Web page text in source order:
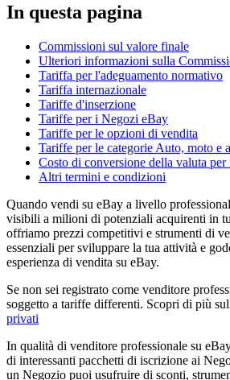
In questa pagina
Commissioni sul valore finale
Ulteriori informazioni sulla
Tariffa per l'adeguamento normativo
Tariffa internazionale
Tariffe d'inserzione
Tariffe per i Negozi eBay
Tariffe per le opzioni di vendita
Tariffe per le categorie Auto, moto e
Costo di conversione della valuta
Altri termini e condizioni
Quando vendi su eBay a livello
visibili a milioni di potenziali acquirenti in
offriamo prezzi competitivi e strumenti di
essenziali per sviluppare la tua attività e
esperienza di vendita su eBay.
Se non sei registrato come venditore
soggetto a tariffe differenti. Scopri di più
privati
In qualità di venditore professionale su
di interessanti pacchetti di iscrizione ai
un Negozio puoi usufruire di sconti,